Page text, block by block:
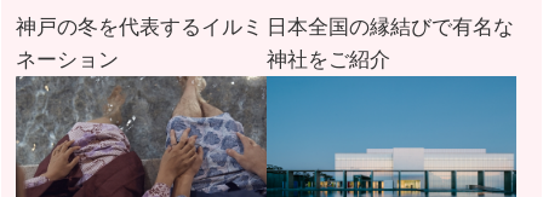
神戸の冬を代表するイルミ
ネーション
日本全国の縁結びで有名な
神社をご紹介